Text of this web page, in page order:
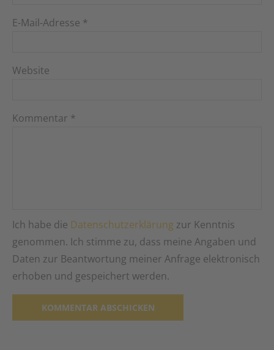
E-Mail-Adresse *
Website
Kommentar *
Ich habe die Datenschutzerklärung zur Kenntnis
genommen. Ich stimme zu, dass meine Angaben und
Daten zur Beantwortung meiner Anfrage elektronisch
erhoben und gespeichert werden.